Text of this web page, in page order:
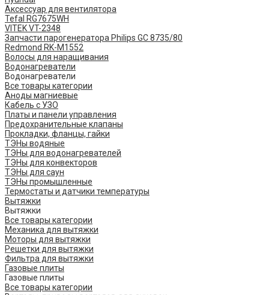
Аксессуар для вентилятора
Tefal RG7675WH
VITEK VT-2348
Запчасти парогенератора Philips GC 8735/80
Redmond RK-M1552
Волосы для наращивания
Водонагреватели
Водонагреватели
Все товары категории
Аноды магниевые
Кабель с УЗО
Платы и панели управления
Предохранительные клапаны
Прокладки, фланцы, гайки
ТЭНы водяные
ТЭНы для водонагревателей
ТЭНы для конвекторов
ТЭНы для саун
ТЭНы промышленные
Термостаты и датчики температуры
Вытяжки
Вытяжки
Все товары категории
Механика для вытяжки
Моторы для вытяжки
Решетки для вытяжки
Фильтра для вытяжки
Газовые плиты
Газовые плиты
Все товары категории